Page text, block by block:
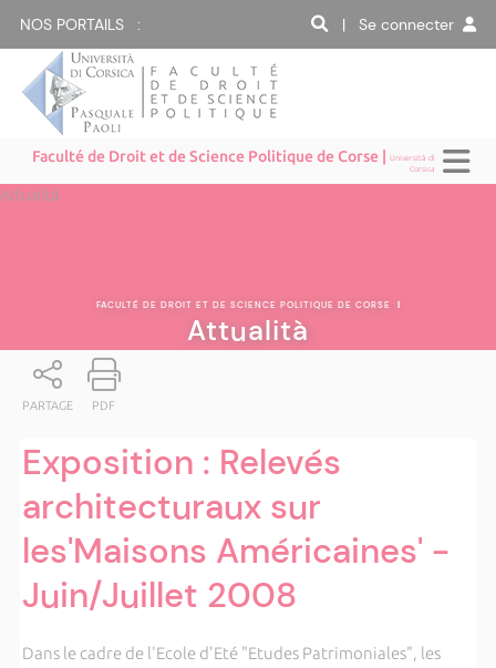
NOS PORTAILS : | Se connecter
Faculté de Droit et de Science Politique de Corse |Università di
Corsica
Attualità
FACULTÉ DE DROIT ET DE SCIENCE POLITIQUE DE CORSE |
Attualità
PARTAGE PDF
Exposition : Relevés
architecturaux sur
les'Maisons Américaines' -
Juin/Juillet 2008
Dans le cadre de l'Ecole d'Eté "Etudes Patrimoniales", les